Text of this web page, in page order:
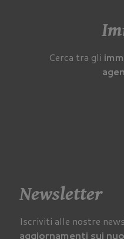
Cerca tra gli
Newsletter
Iscriviti alle nostre
aggiornamenti sui